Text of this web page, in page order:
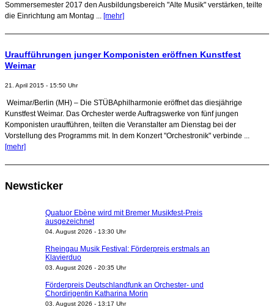
Sommersemester 2017 den Ausbildungsbereich "Alte Musik" verstärken, teilte
die Einrichtung am Montag ... [mehr]
Uraufführungen junger Komponisten eröffnen Kunstfest
Weimar
21. April 2015 - 15:50 Uhr
Weimar/Berlin (MH) – Die STÜBAphilharmonie eröffnet das diesjährige
Kunstfest Weimar. Das Orchester werde Auftragswerke von fünf jungen
Komponisten uraufführen, teilten die Veranstalter am Dienstag bei der
Vorstellung des Programms mit. In dem Konzert "Orchestronik" verbinde ...
[mehr]
Newsticker
ausgezeichnet
04. August 2026 - 13:30 Uhr
Klavierduo
03. August 2026 - 20:35 Uhr
Chordirigentin Katharina Morin
03. August 2026 - 13:17 Uhr